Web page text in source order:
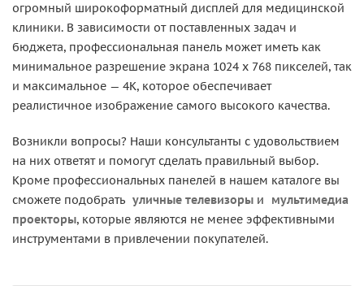
огромный широкоформатный дисплей для медицинской
клиники. В зависимости от поставленных задач и
бюджета, профессиональная панель может иметь как
минимальное разрешение экрана 1024 x 768 пикселей, так
и максимальное — 4K, которое обеспечивает
реалистичное изображение самого высокого качества.
Возникли вопросы? Наши консультанты с удовольствием
на них ответят и помогут сделать правильный выбор.
Кроме профессиональных панелей в нашем каталоге вы
сможете подобрать уличные телевизоры и
мультимедиа
проекторы, которые являются не менее эффективными
инструментами в привлечении покупателей.